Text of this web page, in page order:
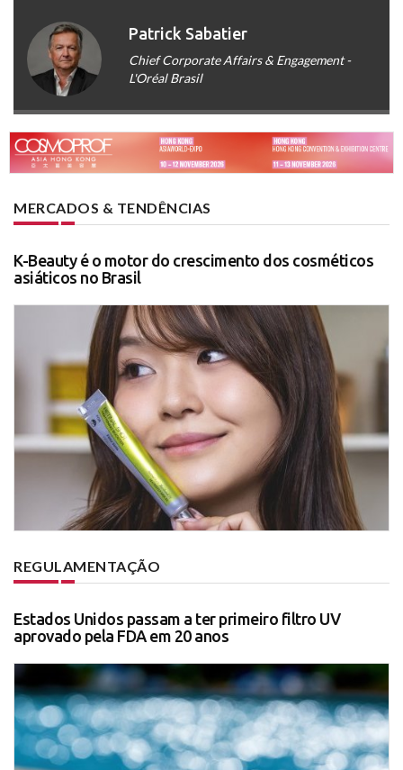
Patrick Sabatier
Chief Corporate Affairs & Engagement -
L'Oréal Brasil
MERCADOS & TENDÊNCIAS
K-Beauty é o motor do crescimento dos cosméticos
asiáticos no Brasil
REGULAMENTAÇÃO
Estados Unidos passam a ter primeiro filtro UV
aprovado pela FDA em 20 anos